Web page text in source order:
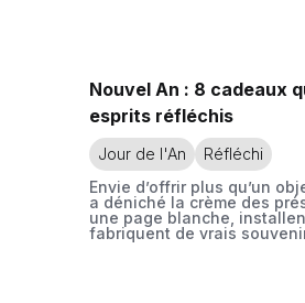
Nouvel An : 8 cadeaux
esprits réfléchis
Jour de l'An
Réfléchi
Envie d’offrir plus qu’un
a déniché la crème des
une page blanche,
fabriquent de vrais